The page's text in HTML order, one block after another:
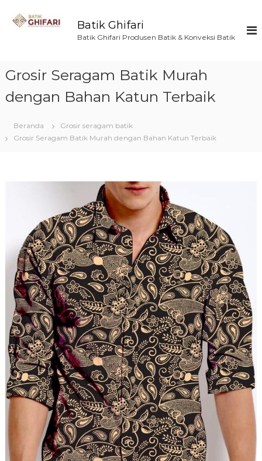
Batik Ghifari
Batik Ghifari Produsen Batik & Konveksi Batik
Grosir Seragam Batik Murah
dengan Bahan Katun Terbaik
Beranda
Grosir seragam batik
Grosir Seragam Batik Murah dengan Bahan Katun Terbaik